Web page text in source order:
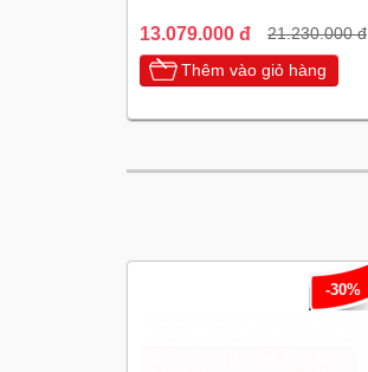
13.079.000 đ 21.230.000 đ
Thêm vào giỏ hàng
-30%